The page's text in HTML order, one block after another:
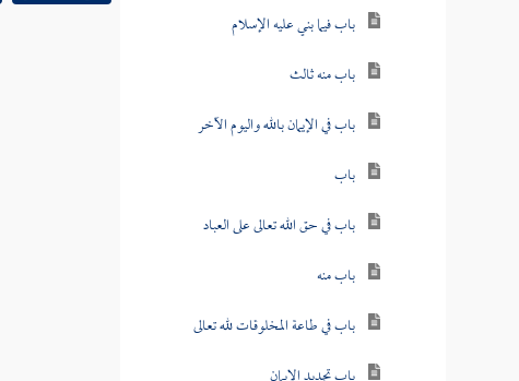
باب فيما بني عليه الإسلام
باب منه ثالث
باب في الإيمان بالله واليوم الآخر
باب
باب في حق الله تعالى على العباد
باب منه
باب في طاعة المخلوقات لله تعالى